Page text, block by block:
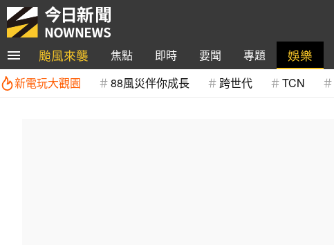
颱風來襲 焦點 即時 要聞 專題 娛樂
新電玩大觀園
88風災伴你成長 跨世代 TCN